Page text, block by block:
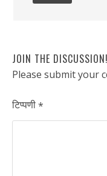
JOIN THE DISCUSSION!
Please submit your
टिप्पणी*